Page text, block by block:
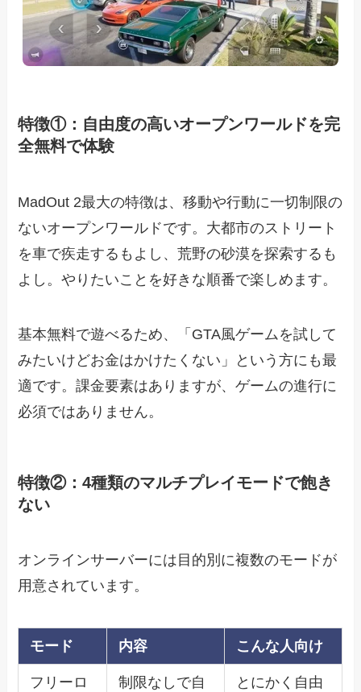
特徴①：自由度の高いオープンワールドを完
全無料で体験
MadOut 2最大の特徴は、移動や行動に一切制限の
ないオープンワールドです。大都市のストリート
を車で疾走するもよし、荒野の砂漠を探索するも
よし。やりたいことを好きな順番で楽しめます。
基本無料で遊べるため、「GTA風ゲームを試して
みたいけどお金はかけたくない」という方にも最
適です。課金要素はありますが、ゲームの進行に
必須ではありません。
特徴②：4種類のマルチプレイモードで飽き
ない
オンラインサーバーには目的別に複数のモードが
用意されています。
モード 内容 こんな人向け
フリーロ
制限なしで自
とにかく自由